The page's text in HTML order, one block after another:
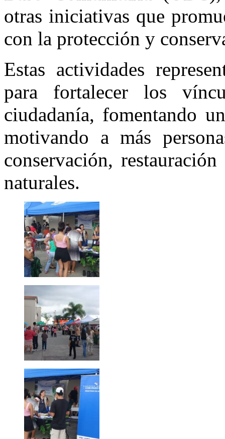
otras iniciativas que
con la protección y
Estas actividades
para fortalecer los
ciudadanía, fomentando
motivando a más
conservación,
naturales.